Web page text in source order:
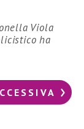
Viola
ha